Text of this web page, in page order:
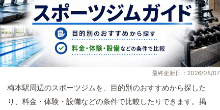
最終更新日：2026/08/07
梅本駅周辺のスポーツジムを、目的別のおすすめから探した
り、料金・体験・設備などの条件で比較したりできます。掲